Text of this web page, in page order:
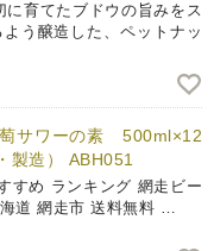
育てたブドウの旨みをス
う醸造した、ペットナッ
サワーの素 500ml×12
製造） ABH051
すめ ランキング 網走ビー
道 網走市 送料無料 …